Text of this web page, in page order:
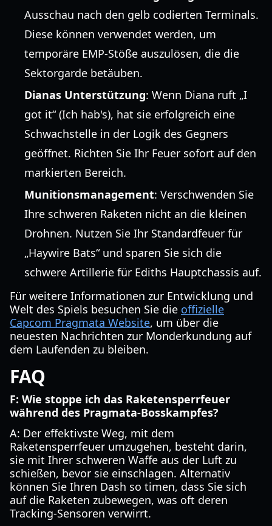
Ausschau nach den gelb codierten Terminals.
Diese können verwendet werden, um
temporäre EMP-Stöße auszulösen, die die
Sektorgarde betäuben.
Dianas Unterstützung: Wenn Diana ruft „I
got it“ (Ich hab's), hat sie erfolgreich eine
Schwachstelle in der Logik des Gegners
geöffnet. Richten Sie Ihr Feuer sofort auf den
markierten Bereich.
Munitionsmanagement: Verschwenden Sie
Ihre schweren Raketen nicht an die kleinen
Drohnen. Nutzen Sie Ihr Standardfeuer für
„Haywire Bats“ und sparen Sie sich die
schwere Artillerie für Ediths Hauptchassis auf.
Für weitere Informationen zur Entwicklung und
Welt des Spiels besuchen Sie die offizielle
Capcom Pragmata Website, um über die
neuesten Nachrichten zur Monderkundung auf
dem Laufenden zu bleiben.
FAQ
F: Wie stoppe ich das Raketensperrfeuer
während des Pragmata-Bosskampfes?
A: Der effektivste Weg, mit dem
Raketensperrfeuer umzugehen, besteht darin,
sie mit Ihrer schweren Waffe aus der Luft zu
schießen, bevor sie einschlagen. Alternativ
können Sie Ihren Dash so timen, dass Sie sich
auf die Raketen zubewegen, was oft deren
Tracking-Sensoren verwirrt.